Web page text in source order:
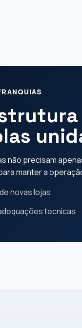
não precisam
manter a
novas lojas
técnicas